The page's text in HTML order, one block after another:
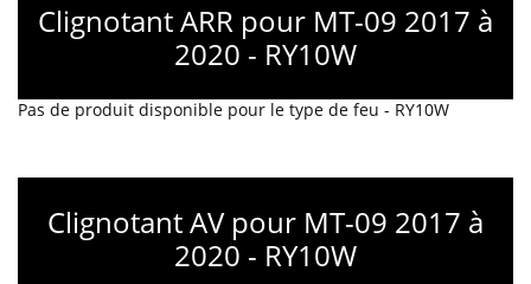
Clignotant ARR pour MT-09 2017 à
2020 - RY10W
Pas de produit disponible pour le type de feu - RY10W
Clignotant AV pour MT-09 2017 à
2020 - RY10W